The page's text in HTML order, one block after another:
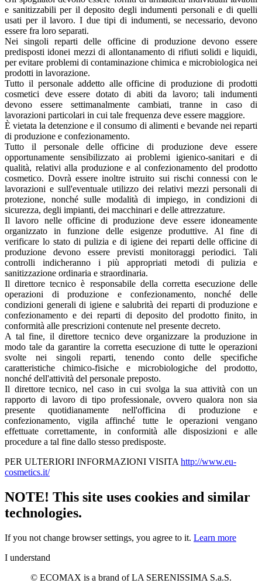
e sanitizzabili per il deposito degli indumenti personali e di quelli
usati per il lavoro. I due tipi di indumenti, se necessario, devono
essere fra loro separati.
Nei singoli reparti delle officine di produzione devono essere
predisposti idonei mezzi di allontanamento di rifiuti solidi e liquidi,
per evitare problemi di contaminazione chimica e microbiologica nei
prodotti in lavorazione.
Tutto il personale addetto alle officine di produzione di prodotti
cosmetici deve essere dotato di abiti da lavoro; tali indumenti
devono essere settimanalmente cambiati, tranne in caso di
lavorazioni particolari in cui tale frequenza deve essere maggiore.
È vietata la detenzione e il consumo di alimenti e bevande nei reparti
di produzione e confezionamento.
Tutto il personale delle officine di produzione deve essere
opportunamente sensibilizzato ai problemi igienico-sanitari e di
qualità, relativi alla produzione e al confezionamento del prodotto
cosmetico. Dovrà essere inoltre istruito sui rischi connessi con le
lavorazioni e sull'eventuale utilizzo dei relativi mezzi personali di
protezione, nonché sulle modalità di impiego, in condizioni di
sicurezza, degli impianti, dei macchinari e delle attrezzature.
Il lavoro nelle officine di produzione deve essere idoneamente
organizzato in funzione delle esigenze produttive. Al fine di
verificare lo stato di pulizia e di igiene dei reparti delle officine di
produzione devono essere previsti monitoraggi periodici. Tali
controlli indicheranno i più appropriati metodi di pulizia e
sanitizzazione ordinaria e straordinaria.
Il direttore tecnico è responsabile della corretta esecuzione delle
operazioni di produzione e confezionamento, nonché delle
condizioni generali di igiene e salubrità dei reparti di produzione e
confezionamento e dei reparti di deposito del prodotto finito, in
conformità alle prescrizioni contenute nel presente decreto.
A tal fine, il direttore tecnico deve organizzare la produzione in
modo tale da garantire la corretta esecuzione di tutte le operazioni
svolte nei singoli reparti, tenendo conto delle specifiche
caratteristiche chimico-fisiche e microbiologiche del prodotto,
nonché dell'attività del personale preposto.
Il direttore tecnico, nel caso in cui svolga la sua attività con un
rapporto di lavoro di tipo professionale, ovvero qualora non sia
presente quotidianamente nell'officina di produzione e
confezionamento, vigila affinché tutte le operazioni vengano
effettuate correttamente, in conformità alle disposizioni e alle
procedure a tal fine dallo stesso predisposte.
PER ULTERIORI INFORMAZIONI VISITA http://www.eu-
cosmetics.it/
NOTE! This site uses cookies and similar
technologies.
If you not change browser settings, you agree to it. Learn more
I understand
© ECOMAX is a brand of LA SERENISSIMA S.a.S.